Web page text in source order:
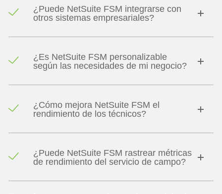
¿Puede NetSuite FSM integrarse con
otros sistemas empresariales?
¿Es NetSuite FSM personalizable
según las necesidades de mi negocio?
¿Cómo mejora NetSuite FSM el
rendimiento de los técnicos?
¿Puede NetSuite FSM rastrear métricas
de rendimiento del servicio de campo?